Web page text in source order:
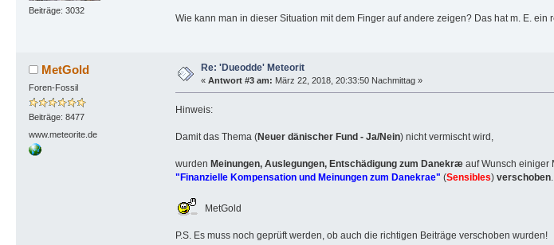
Beiträge: 3032
Wie kann man in dieser Situation mit dem Finger auf andere zeigen? Das hat m. E. ein
MetGold
Foren-Fossil
Beiträge: 8477
www.meteorite.de
Re: 'Dueodde' Meteorit
« Antwort #3 am: März 22, 2018, 20:33:50 Nachmittag »
Hinweis:
Damit das Thema (Neuer dänischer Fund - Ja/Nein) nicht vermischt wird,
wurden Meinungen, Auslegungen, Entschädigung zum Danekræ auf Wunsch einiger
"Finanzielle Kompensation und Meinungen zum Danekrae" (Sensibles) verschoben.
MetGold
P.S. Es muss noch geprüft werden, ob auch die richtigen Beiträge verschoben wurden!